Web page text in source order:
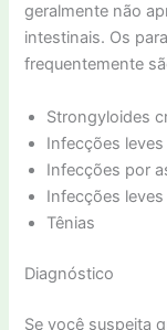
geralmente não
intestinais. Os
frequentemente
Strongyloides
Infecções
Infecções por
Infecções
Tênias
Diagnóstico
Se você suspeita